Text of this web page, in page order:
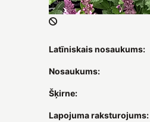
Latīniskais nosaukums:
Nosaukums:
Šķirne:
Lapojuma raksturojums: